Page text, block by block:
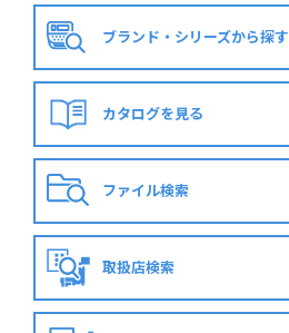
ブランド・ シリーズから探す
カタログを見る
ファイル検索
取扱店検索